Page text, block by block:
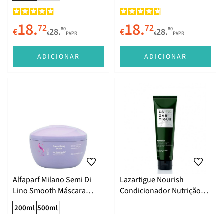
€18.72€28.80
PVPR
ADICIONAR
€18.72€28.80
PVPR
ADICIONAR
Alfaparf Milano Semi Di
Lino Smooth Máscara
Alisante 200ml
200ml 500ml
Lazartigue Nourish
Condicionador Nutrição